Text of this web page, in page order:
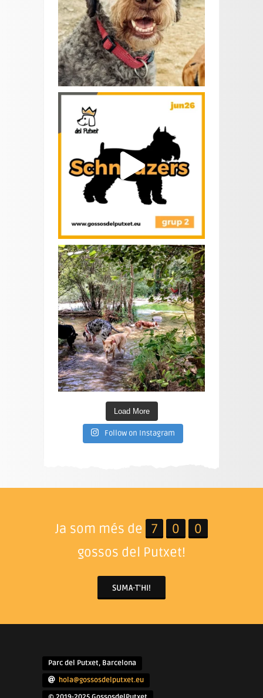
Load More
Follow on Instagram
Ja som més de 7 0
0
gossos del Putxet!
SUMA-T'HI!
Parc del Putxet, Barcelona
hola@gossosdelputxet.eu